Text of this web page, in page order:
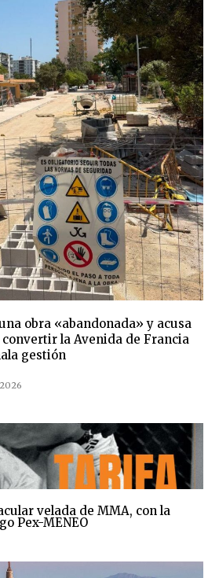
obra «abandonada» y acusa
la Avenida de Francia
gestión
velada de MMA, con la
Pex-MENEO